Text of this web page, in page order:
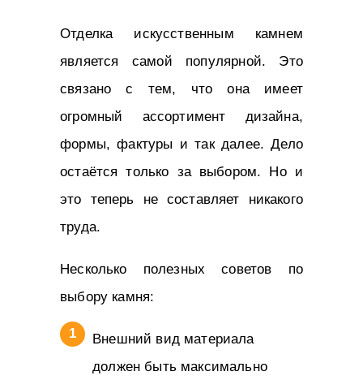
Отделка искусственным камнем
является самой популярной. Это
связано с тем, что она имеет
огромный ассортимент дизайна,
формы, фактуры и так далее. Дело
остаётся только за выбором. Но и
это теперь не составляет никакого
труда.
Несколько полезных советов по
выбору камня:
Внешний вид материала
должен быть максимально